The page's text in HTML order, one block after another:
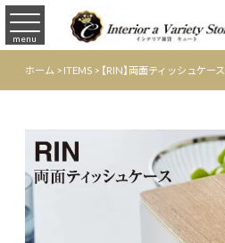
menu
ホーム >ITEMS > 【RIN】両面ティッシュケ